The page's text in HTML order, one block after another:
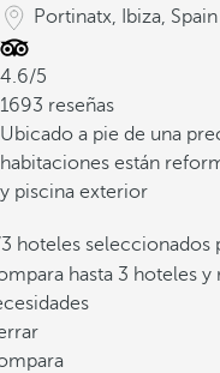
Portinatx, Ibiza, Spain
4.6/5
1693 reseñas
Ubicado a pie de una
habitaciones están
y piscina exterior
hoteles seleccionados
hasta 3 hoteles y